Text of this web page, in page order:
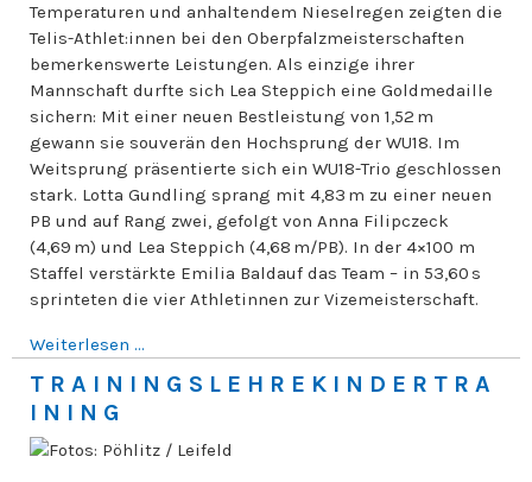
Temperaturen und anhaltendem Nieselregen zeigten die
Telis-Athlet:innen bei den Oberpfalzmeisterschaften
bemerkenswerte Leistungen. Als einzige ihrer
Mannschaft durfte sich Lea Steppich eine Goldmedaille
sichern: Mit einer neuen Bestleistung von 1,52 m
gewann sie souverän den Hochsprung der WU18. Im
Weitsprung präsentierte sich ein WU18-Trio geschlossen
stark. Lotta Gundling sprang mit 4,83 m zu einer neuen
PB und auf Rang zwei, gefolgt von Anna Filipczeck
(4,69 m) und Lea Steppich (4,68 m/PB). In der 4×100 m
Staffel verstärkte Emilia Baldauf das Team – in 53,60 s
sprinteten die vier Athletinnen zur Vizemeisterschaft.
Weiterlesen ...
T R A I N I N G S L E H R E K I N D E R T R A
I N I N G